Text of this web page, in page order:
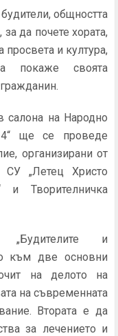
общността
да почете хората,
и култура,
покаже своята
салона на Народно
ще се проведе
организирани от
„Летец Христо
и Творителничка
и
към две основни
на делото на
на съвременната
Втората е да
за лечението и